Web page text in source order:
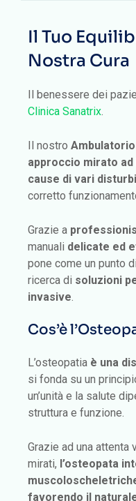
Il Tuo
Nostra Cura
Il benessere dei
Clinica Sanatrix.
Il nostro
approccio mirato
cause di vari disturbi
corretto
Grazie a
manuali delicate ed
pone come un punto
ricerca di soluzioni
invasive.
Cos’è
L’osteopatia è una
si fonda su un
un’unità e la salute
struttura e funzione.
Grazie ad una attenta
mirati, l’osteopata
favorendo il